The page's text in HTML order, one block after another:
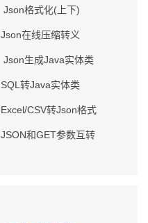
Json格式化(上下)
Json在线压缩转义
Json生成Java实体类
SQL转Java实体类
Excel/CSV转Json格式
JSON和GET参数互转